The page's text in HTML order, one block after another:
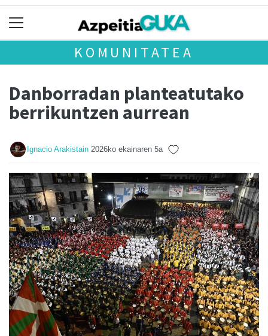
KOMUNITATEA
Danborradan planteatutako
berrikuntzen aurrean
Ignacio Arakistain 2026ko ekainaren 5a